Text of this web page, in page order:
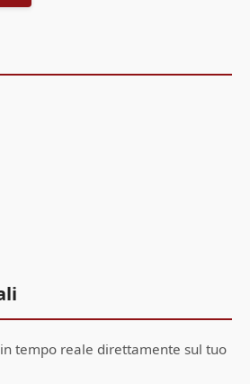
tempo reale direttamente sul tuo